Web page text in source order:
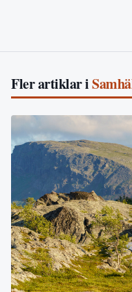
Fler artiklar i